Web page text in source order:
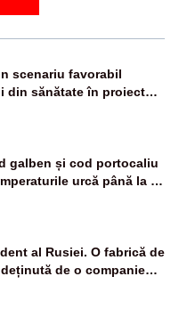
scenariu favorabil
din sănătate în proiectul
galben și cod portocaliu
urcă până la 38
devin tropicale
al Rusiei. O fabrică de
de o companie
de o rachetă